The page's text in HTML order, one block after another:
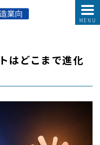
はどこまで進化